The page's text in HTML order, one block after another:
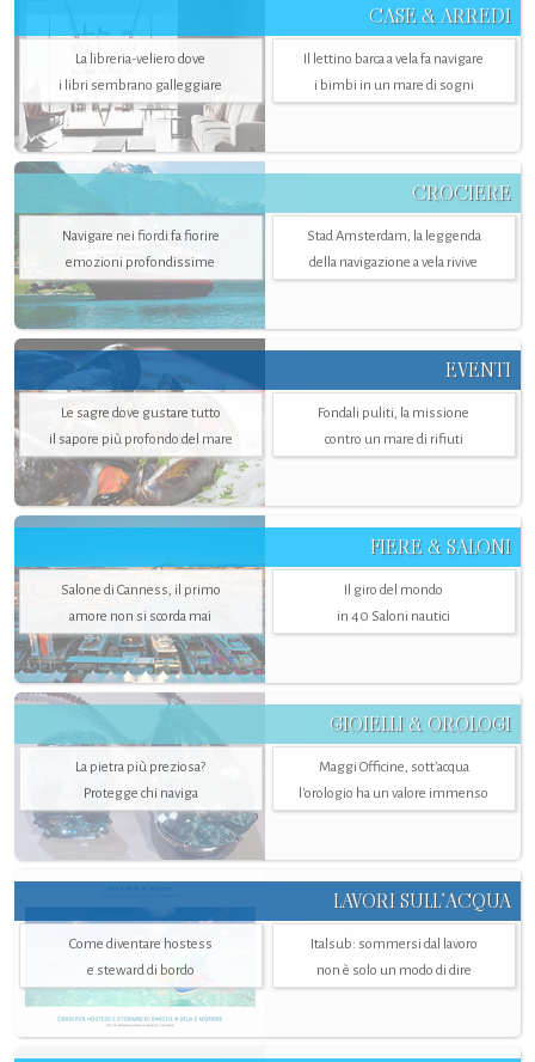
CASE & ARREDI
La libreria-veliero dove
i libri sembrano galleggiare
Il lettino barca a vela fa navigare
i bimbi in un mare di sogni
CROCIERE
Navigare nei fiordi fa fiorire
emozioni profondissime
Stad Amsterdam, la leggenda
della navigazione a vela rivive
EVENTI
Le sagre dove gustare tutto
il sapore più profondo del mare
Fondali puliti, la missione
contro un mare di rifiuti
FIERE & SALONI
Salone di Canness, il primo
amore non si scorda mai
Il giro del mondo
in 40 Saloni nautici
GIOIELLI & OROLOGI
La pietra più preziosa?
Protegge chi naviga
Maggi Officine, sott’acqua
l'orologio ha un valore immenso
LAVORI SULL’ACQUA
Come diventare hostess
e steward di bordo
Italsub: sommersi dal lavoro
non è solo un modo di dire